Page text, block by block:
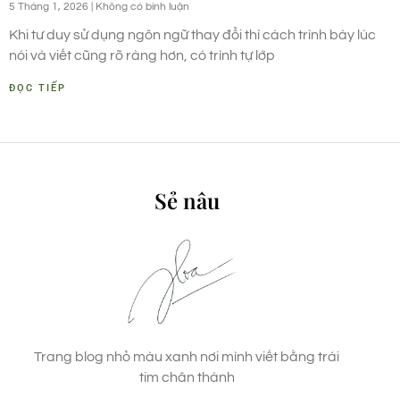
5 Tháng 1, 2026 Không có bình luận
Khi tư duy sử dụng ngôn ngữ thay đổi thì cách trình bày lúc
nói và viết cũng rõ ràng hơn, có trình tự lớp
ĐỌC TIẾP
Sẻ nâu
Trang blog nhỏ màu xanh nơi mình viết bằng trái
tim chân thành